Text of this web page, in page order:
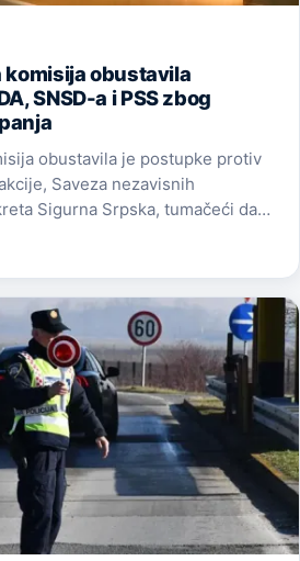
obustavila
SNSD-a i PSS zbog
obustavila je postupke protiv
Saveza nezavisnih
Sigurna Srpska, tumačeći da